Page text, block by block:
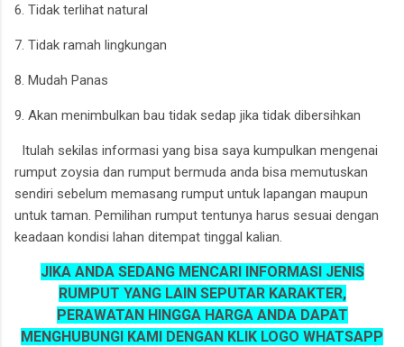
6. Tidak terlihat natural
7. Tidak ramah lingkungan
8. Mudah Panas
9. Akan menimbulkan bau tidak sedap jika tidak dibersihkan
Itulah sekilas informasi yang bisa saya kumpulkan mengenai
rumput zoysia dan rumput bermuda anda bisa memutuskan
sendiri sebelum memasang rumput untuk lapangan maupun
untuk taman. Pemilihan rumput tentunya harus sesuai dengan
keadaan kondisi lahan ditempat tinggal kalian.
JIKA ANDA SEDANG MENCARI INFORMASI JENIS
RUMPUT YANG LAIN SEPUTAR KARAKTER,
PERAWATAN HINGGA HARGA ANDA DAPAT
MENGHUBUNGI KAMI DENGAN KLIK LOGO WHATSAPP